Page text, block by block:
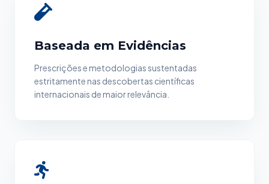
Baseada em Evidências
Prescrições e metodologias sustentadas
estritamente nas descobertas científicas
internacionais de maior relevância.